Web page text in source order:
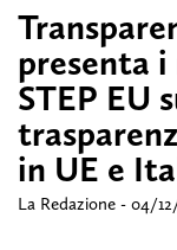
presenta
STEP EU
in UE e
La Redazione - 04/